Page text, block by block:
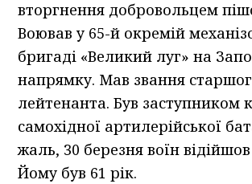
вторгнення добровольцем
Воював у 65-й окремій
бригаді «Великий луг» на
напрямку. Мав звання
лейтенанта. Був заступником
самохідної артилерійської
жаль, 30 березня воїн відійшов
Йому був 61 рік.